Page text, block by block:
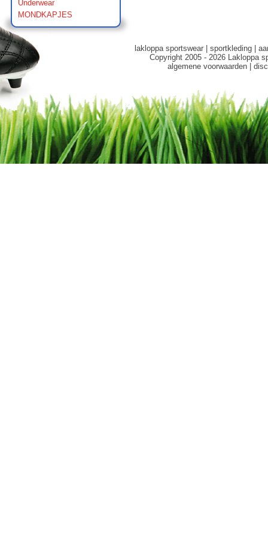
Underwear
MONDKAPJES
lakloppa sportswear| sportkleding|
Copyright 2005 - 2026 Lakloppa
algemene voorwaarden